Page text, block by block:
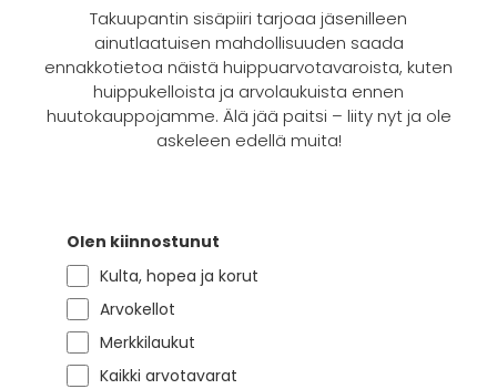
Takuupantin sisäpiiri tarjoaa jäsenilleen
ainutlaatuisen mahdollisuuden saada
ennakkotietoa näistä huippuarvotavaroista, kuten
huippukelloista ja arvolaukuista ennen
huutokauppojamme. Älä jää paitsi – liity nyt ja ole
askeleen edellä muita!
Olen kiinnostunut
Kulta, hopea ja korut
Arvokellot
Merkkilaukut
Kaikki arvotavarat